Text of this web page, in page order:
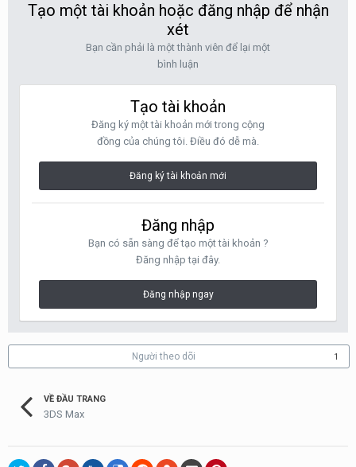
Tạo một tài khoản hoặc đăng nhập để nhận
xét
Bạn cần phải là một thành viên để lại một
bình luận
Tạo tài khoản
Đăng ký một tài khoản mới trong cộng
đồng của chúng tôi. Điều đó dễ mà.
Đăng ký tài khoản mới
Đăng nhập
Bạn có sẵn sàng để tạo một tài khoản ?
Đăng nhập tại đây.
Đăng nhập ngay
Người theo dõi 1
VỀ ĐẦU TRANG
3DS Max